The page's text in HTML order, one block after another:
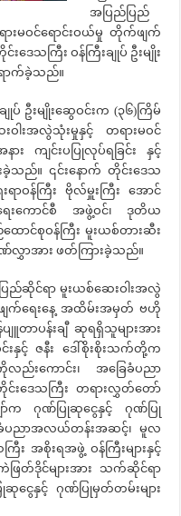
အပြည်ပြည်
းမဝင်ရောင်းဝယ်မှု တိုက်ဖျက်
ဒေသကြီး ဝန်ကြီးချုပ် ဦးမျိုး
ောက်ခဲ့သည်။
ဦးမျိုးဆွေဝင်းက (၃၆)ကြိမ်
ဝါးအလွဲသုံးမှုနှင့် တရားမဝင်
း ကျင်းပပြုလုပ်ရခြင်း နှင့်
သည်။ ၎င်းနောက် တိုင်းဒေသ
ရာဝန်ကြီး ဗိုလ်မှူးကြီး အောင်
ေးကောင်စီ အဖွဲ့ဝင်၊ ဒုတိယ
ည်ထောင်စုဝန်ကြီး မူးယစ်တားဆီး
လွှာအား ဖတ်ကြားခဲ့သည်။
ည်ဆိုင်ရာ မူးယစ်ဆေးဝါးအလွဲ
ျက်ရေးနေ့ အထိမ်းအမှတ် ဗဟို
တာပန်းချီ ဆုရရှိသူများအား
င်းနှင့် ဇနီး ဒေါ်စိုးစိုးသက်တို့က
ည်းကောင်း၊ အခြေခံပညာ
းဒေသကြီး တရားလွှတ်တော်
ော်က ဂုဏ်ပြုဆုငွေနှင့် ဂုဏ်ပြု
ခံပညာအလယ်တန်းအဆင့်၊ မူလ
း အစိုးရအဖွဲ့ ဝန်ကြီးများနှင့်
ြတ်ဒိုင်များအား သက်ဆိုင်ရာ
ငွေနှင့် ဂုဏ်ပြုမှတ်တမ်းများ